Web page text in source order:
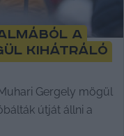
a
kihátráló
Gergely mögül
útját állni a